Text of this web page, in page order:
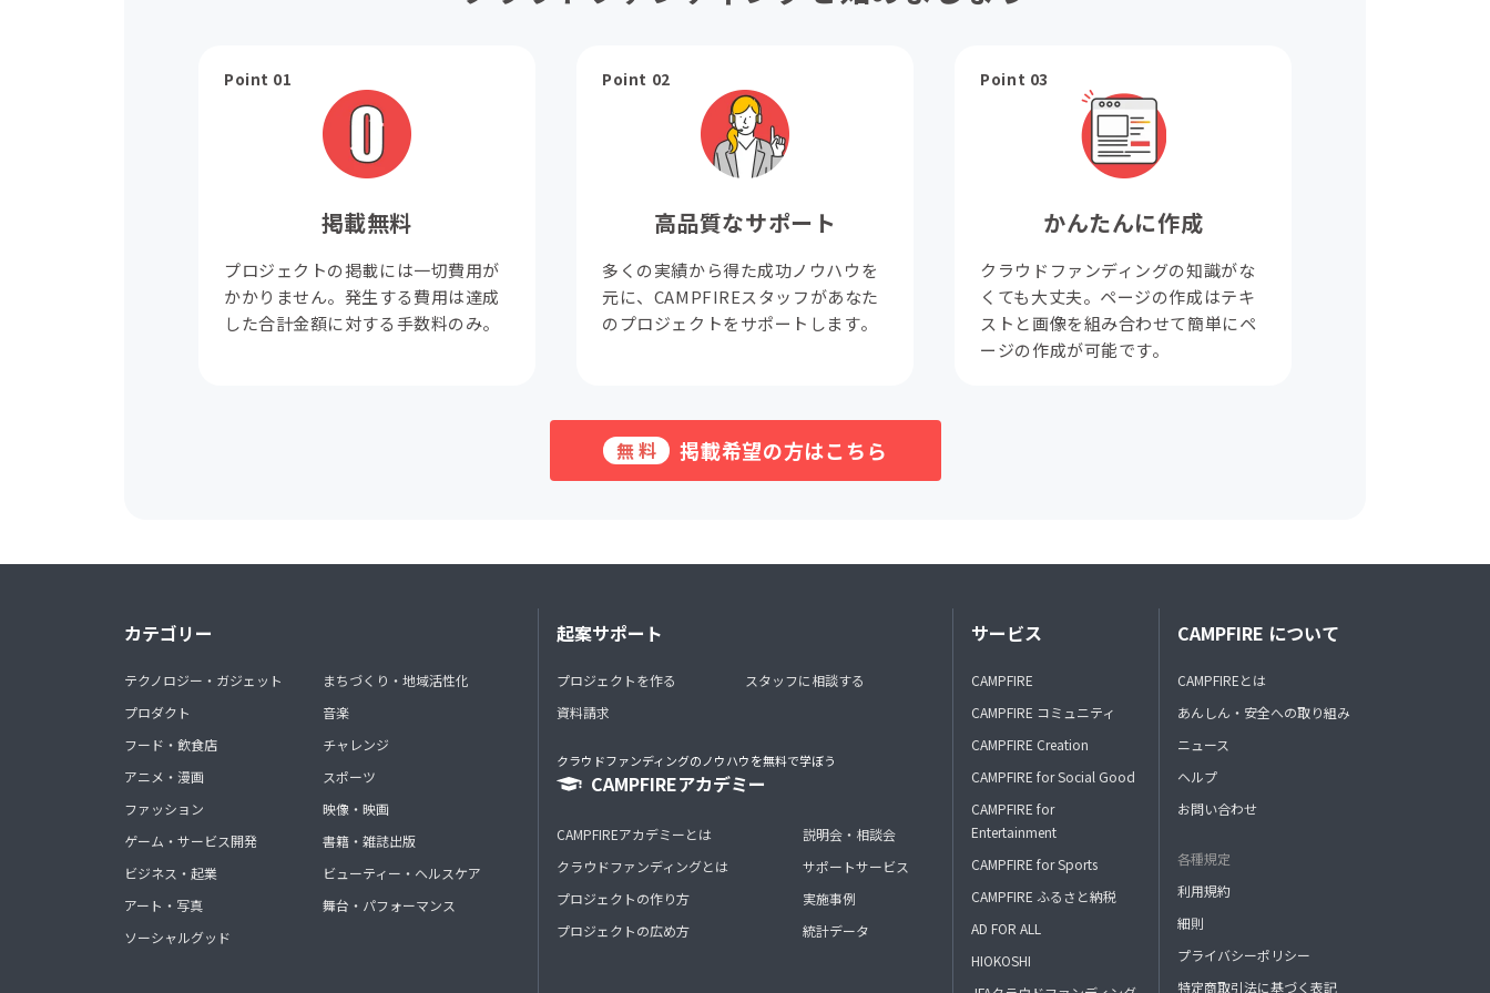
Point 01
掲載無料
プロジェクトの掲載には一切費用が
かかりません。発生する費用は達成
した合計金額に対する手数料のみ。
Point 02
高品質なサポート
多くの実績から得た成功ノウハウを
元に、CAMPFIREスタッフがあなた
のプロジェクトをサポートします。
Point 03
かんたんに作成
クラウドファンディングの知識がな
くても大丈夫。ページの作成はテキ
ストと画像を組み合わせて簡単にペ
ージの作成が可能です。
無料 掲載希望の方はこちら
カテゴリー
テクノロジー・ガジェット
プロダクト
フード・飲食店
アニメ・漫画
ファッション
ゲーム・サービス開発
ビジネス・起業
アート・写真
ソーシャルグッド
まちづくり・地域活性化
音楽
チャレンジ
スポーツ
映像・映画
書籍・雑誌出版
ビューティー・ヘルスケア
舞台・パフォーマンス
起案サポート
プロジェクトを作る
資料請求
スタッフに相談する
クラウドファンディングのノウハウを無料で学ぼう
CAMPFIREアカデミー
CAMPFIREアカデミーとは
クラウドファンディングとは
プロジェクトの作り方
プロジェクトの広め方
説明会・相談会
サポートサービス
実施事例
統計データ
サービス
CAMPFIRE
CAMPFIRE コミュニティ
CAMPFIRE Creation
CAMPFIRE for Social Good
CAMPFIRE for
Entertainment
CAMPFIRE for Sports
CAMPFIRE ふるさと納税
AD FOR ALL
HIOKOSHI
CAMPFIRE について
CAMPFIREとは
あんしん・安全への取り組み
ニュース
ヘルプ
お問い合わせ
各種規定
利用規約
細則
プライバシーポリシー
特定商取引法に基づく表記